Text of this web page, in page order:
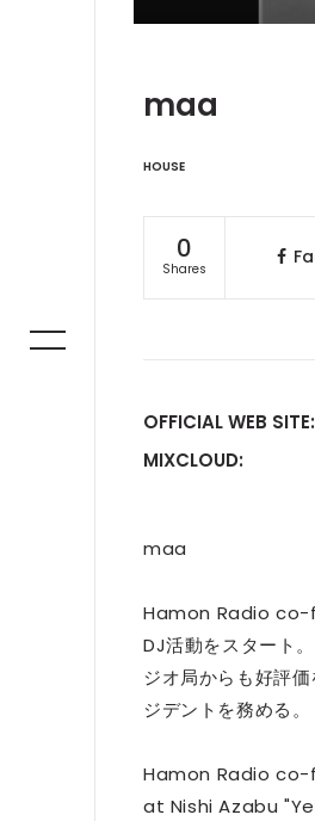
maa
HOUSE
0
Shares
OFFICIAL WEB SITE:
MIXCLOUD:
maa
Hamon Radio co-
DJ活動をスタート
ジオ局からも好評
ジデントを務める。
Hamon Radio
at Nishi Azabu